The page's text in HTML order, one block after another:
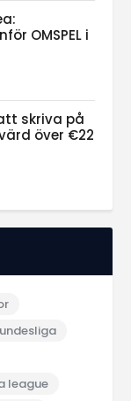
OMSPEL i
skriva på
över €22
league